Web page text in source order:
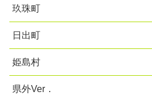
玖珠町
日出町
姫島村
県外Ver．